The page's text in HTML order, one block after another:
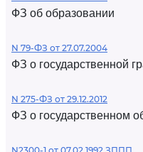
ФЗ об образовании
N 79-ФЗ от 27.07.2004
ФЗ о государственной
N 275-ФЗ от 29.12.2012
ФЗ о государственном